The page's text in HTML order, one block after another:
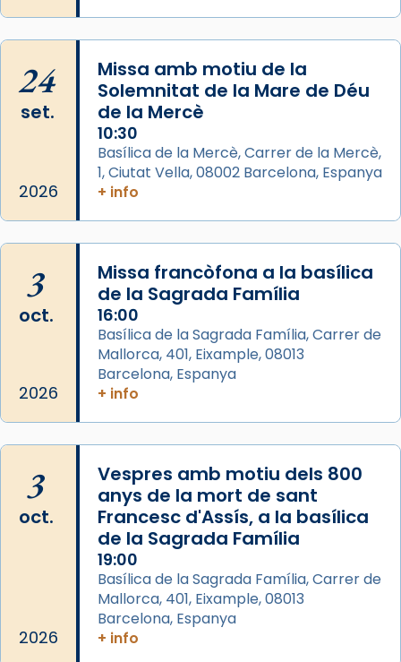
📸 Dr. G. Simón
Photo
View on Facebook ·
Arquebisbat de Barcelona
Memòria de les santes Juliana i
Semproniana, verges i màrtirs.
Acompanyant la història de sant Cugat, a
partir de l’Edat Mitjana sorgeix la tradició
que les santes Juliana (“relatiu a Júlia”) i
Semproniana (“relatiu a Semprònia =
eterna”) són deixebles seves. I l’any 1667, el
frare Joan Gaspar Roig, afirma en una obra
que les santes són filles de l’antiga Iluro.
Mataró en reivindicarà les relíquies fins que
les aconseguirà el 1772. L’ofici que es canta
a la “Missa de les Santes” (“Missa de
Glòria”) fou composta el 1848 per Mn.
Manuel Blanch, amb aire d’òpera
italianitzant; s’interpreta per privilegi
pontifici, amb orquestra i cor, i té una
duració aproximada de tres hores. Després,
processó (recuperada el 1972) al voltant
24
set.
2026
Missa amb motiu de la
Solemnitat de la Mare de Déu
de la Mercè
10:30
Basílica de la Mercè, Carrer de la Mercè,
1, Ciutat Vella, 08002 Barcelona, Espanya
+ info
3
oct.
2026
Missa francòfona a la basílica
de la Sagrada Família
16:00
Basílica de la Sagrada Família, Carrer de
Mallorca, 401, Eixample, 08013
Barcelona, Espanya
+ info
3
oct.
2026
Vespres amb motiu dels 800
anys de la mort de sant
Francesc d'Assís, a la basílica
de la Sagrada Família
19:00
Basílica de la Sagrada Família, Carrer de
Mallorca, 401, Eixample, 08013
Barcelona, Espanya
+ info